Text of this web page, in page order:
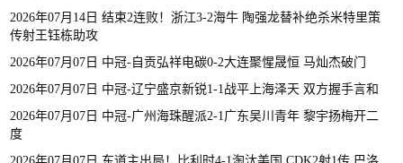
2026年07月14日 结束2连败！浙江3-2海牛 陶强龙替补绝杀米特里策
传射王钰栋助攻
2026年07月07日 中冠-自贡弘祥电碳0-2大连聚惺晟恒 马灿杰破门
2026年07月07日 中冠-辽宁盛京新锐1-1战平上海泽天 双方握手言和
2026年07月07日 中冠-广州海珠醒派2-1广东吴川青年 黎宇扬梅开二
度